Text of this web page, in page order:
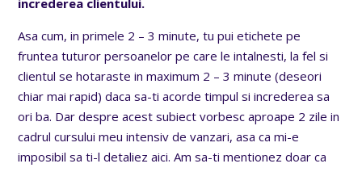
Asa cum, in primele 2 – 3 minute, tu pui etichete pe
fruntea tuturor persoanelor pe care le intalnesti, la fel si
clientul se hotaraste in maximum 2 – 3 minute (deseori
chiar mai rapid) daca sa-ti acorde timpul si increderea sa
ori ba. Dar despre acest subiect vorbesc aproape 2 zile in
cadrul cursului meu intensiv de vanzari, asa ca mi-e
imposibil sa ti-l detaliez aici. Am sa-ti mentionez doar ca